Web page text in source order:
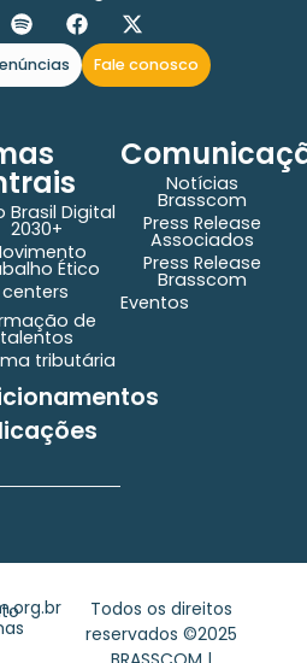
Fale conosco
Brasil Digital
2030+
Ético
de
talentos
tributária
Notícias
Brasscom
Press Release
Associados
Press Release
Brasscom
Eventos
Todos os direitos
reservados ©2025